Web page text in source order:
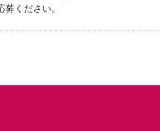
ください。